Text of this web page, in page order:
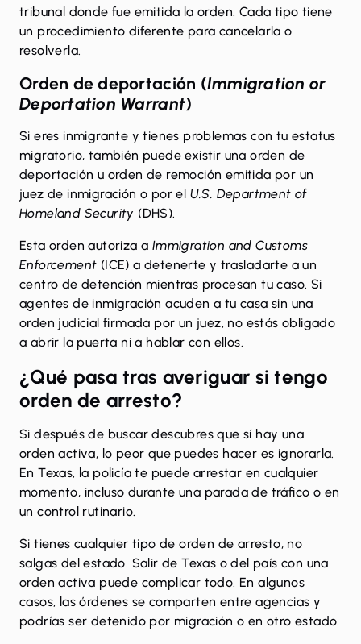
tribunal donde fue emitida la orden. Cada tipo tiene
un procedimiento diferente para cancelarla o
resolverla.
Orden de deportación (Immigration or
Deportation Warrant)
Si eres inmigrante y tienes problemas con tu estatus
migratorio, también puede existir una orden de
deportación u orden de remoción emitida por un
juez de inmigración o por el U.S. Department of
Homeland Security (DHS).
Esta orden autoriza a Immigration and Customs
Enforcement (ICE) a detenerte y trasladarte a un
centro de detención mientras procesan tu caso. Si
agentes de inmigración acuden a tu casa sin una
orden judicial firmada por un juez, no estás obligado
a abrir la puerta ni a hablar con ellos.
¿Qué pasa tras averiguar si tengo
orden de arresto?
Si después de buscar descubres que sí hay una
orden activa, lo peor que puedes hacer es ignorarla.
En Texas, la policía te puede arrestar en cualquier
momento, incluso durante una parada de tráfico o en
un control rutinario.
Si tienes cualquier tipo de orden de arresto, no
salgas del estado. Salir de Texas o del país con una
orden activa puede complicar todo. En algunos
casos, las órdenes se comparten entre agencias y
podrías ser detenido por migración o en otro estado.